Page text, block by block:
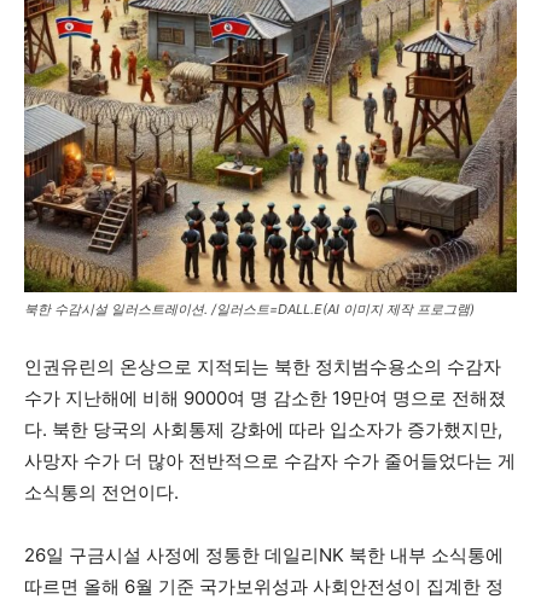
북한 수감시설 일러스트레이션. /일러스트=DALL.E(AI 이미지 제작 프로그램)
인권유린의 온상으로 지적되는 북한 정치범수용소의 수감자
수가 지난해에 비해 9000여 명 감소한 19만여 명으로 전해졌
다. 북한 당국의 사회통제 강화에 따라 입소자가 증가했지만,
사망자 수가 더 많아 전반적으로 수감자 수가 줄어들었다는 게
소식통의 전언이다.
26일 구금시설 사정에 정통한 데일리NK 북한 내부 소식통에
따르면 올해 6월 기준 국가보위성과 사회안전성이 집계한 정